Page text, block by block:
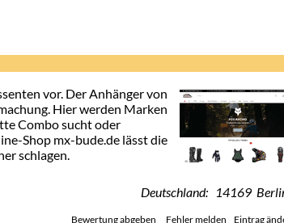
vor. Der Anhänger von
Hier werden Marken
Combo sucht oder
Shop mx-bude.de lässt die
schlagen.
Deutschland: 14169
Bewertung abgeben Fehler melden Eintrag